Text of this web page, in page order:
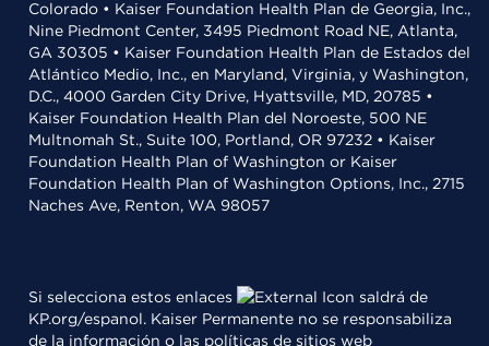
Colorado • Kaiser Foundation Health Plan de Georgia, Inc.,
Nine Piedmont Center, 3495 Piedmont Road NE, Atlanta,
GA 30305 • Kaiser Foundation Health Plan de Estados del
Atlántico Medio, Inc., en Maryland, Virginia, y Washington,
D.C., 4000 Garden City Drive, Hyattsville, MD, 20785 •
Kaiser Foundation Health Plan del Noroeste, 500 NE
Multnomah St., Suite 100, Portland, OR 97232 • Kaiser
Foundation Health Plan of Washington or Kaiser
Foundation Health Plan of Washington Options, Inc., 2715
Naches Ave, Renton, WA 98057
Si selecciona estos enlaces
saldrá de
KP.org/espanol. Kaiser Permanente no se responsabiliza
de la información o las políticas de sitios web